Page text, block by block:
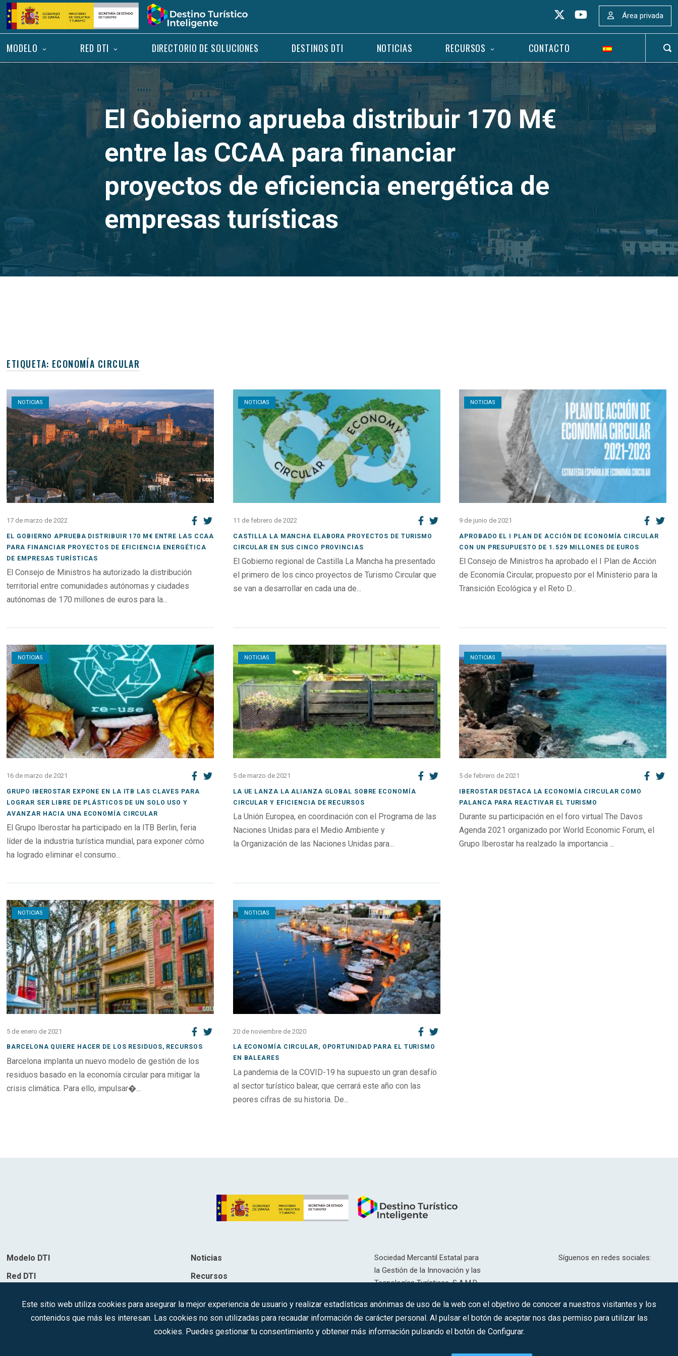
Saltar
contenido
Inicio
Área privada
MODELO RED DTI DIRECTORIO DE SOLUCIONES DESTINOS DTI NOTICIAS RECURSOS CONTACTO
El Gobierno aprueba distribuir 170 M€
entre las CCAA para financiar
proyectos de eficiencia energética de
empresas turísticas
ETIQUETA: ECONOMÍA CIRCULAR
NOTICIAS
Open post
17 de marzo de 2022
EL GOBIERNO APRUEBA DISTRIBUIR 170 M€ ENTRE LAS CCAA
PARA FINANCIAR PROYECTOS DE EFICIENCIA ENERGÉTICA
DE EMPRESAS TURÍSTICAS
El Consejo de Ministros ha autorizado la distribución
territorial entre comunidades autónomas y ciudades
autónomas de 170 millones de euros para la...
NOTICIAS
Open post
11 de febrero de 2022
CASTILLA LA MANCHA ELABORA PROYECTOS DE TURISMO
CIRCULAR EN SUS CINCO PROVINCIAS
El Gobierno regional de Castilla La Mancha ha presentado
el primero de los cinco proyectos de Turismo Circular que
se van a desarrollar en cada una de...
NOTICIAS
Open post
9 de junio de 2021
APROBADO EL I PLAN DE ACCIÓN DE ECONOMÍA CIRCULAR
CON UN PRESUPUESTO DE 1.529 MILLONES DE EUROS
El Consejo de Ministros ha aprobado el I Plan de Acción
de Economía Circular, propuesto por el Ministerio para la
Transición Ecológica y el Reto D...
NOTICIAS
Open post
16 de marzo de 2021
GRUPO IBEROSTAR EXPONE EN LA ITB LAS CLAVES PARA
LOGRAR SER LIBRE DE PLÁSTICOS DE UN SOLO USO Y
AVANZAR HACIA UNA ECONOMÍA CIRCULAR
El Grupo Iberostar ha participado en la ITB Berlin, feria
líder de la industria turística mundial, para exponer cómo
ha logrado eliminar el consumo...
NOTICIAS
Open post
5 de marzo de 2021
LA UE LANZA LA ALIANZA GLOBAL SOBRE ECONOMÍA
CIRCULAR Y EFICIENCIA DE RECURSOS
La Unión Europea, en coordinación con el Programa de las
Naciones Unidas para el Medio Ambiente y
la Organización de las Naciones Unidas para...
NOTICIAS
Open post
5 de febrero de 2021
IBEROSTAR DESTACA LA ECONOMÍA CIRCULAR COMO
PALANCA PARA REACTIVAR EL TURISMO
Durante su participación en el foro virtual The Davos
Agenda 2021 organizado por World Economic Forum, el
Grupo Iberostar ha realzado la importancia ...
NOTICIAS
Open post
5 de enero de 2021
BARCELONA QUIERE HACER DE LOS RESIDUOS, RECURSOS
Barcelona implanta un nuevo modelo de gestión de los
residuos basado en la economía circular para mitigar la
crisis climática. Para ello, impulsar�...
NOTICIAS
Open post
20 de noviembre de 2020
LA ECONOMÍA CIRCULAR, OPORTUNIDAD PARA EL TURISMO
EN BALEARES
La pandemia de la COVID-19 ha supuesto un gran desafío
al sector turístico balear, que cerrará este año con las
peores cifras de su historia. De...
Modelo DTI
Red DTI
Noticias
Recursos
Sociedad Mercantil Estatal para
la Gestión de la Innovación y las
Tecnologías Turísticas, S.A.M.P.
Inscrita en el R.M. de Madrid, T,
12593, Se. 8, F. 129, H. 201.307.
C.I.F.: A-81/874.984
Síguenos en redes sociales:
CONTACTO
Este sitio web utiliza cookies para asegurar la mejor experiencia de usuario y realizar estadísticas anónimas de uso de la web con el objetivo de conocer a nuestros visitantes y los
contenidos que más les interesan. Las cookies no son utilizadas para recaudar información de carácter personal. Al pulsar el botón de aceptar nos das permiso para utilizar las
cookies. Puedes gestionar tu consentimiento y obtener más información pulsando el botón de Configurar.